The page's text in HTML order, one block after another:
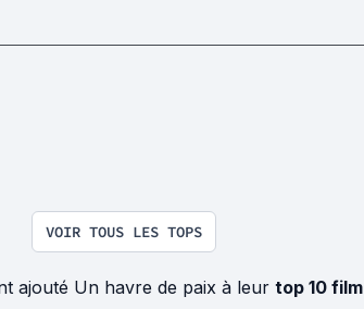
VOIR TOUS LES TOPS
ajouté Un havre de paix à leur top 10 film